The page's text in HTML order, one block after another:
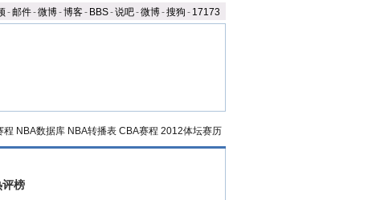
-邮件-微博-博客- BBS-说吧-微博-搜狗 - 17173
程 NBA数据库 NBA转播表 CBA赛程 2012体坛赛历
评榜